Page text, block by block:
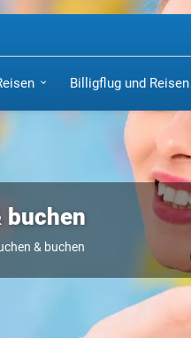
Billigflug und Reisen
buchen
& buchen